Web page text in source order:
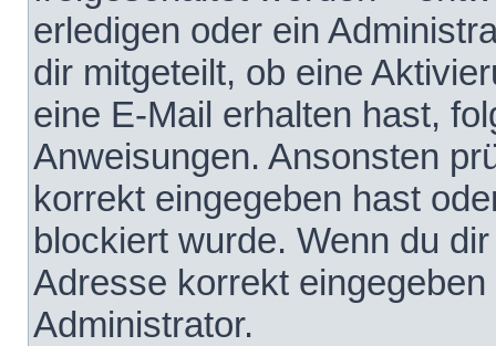
erledigen oder ein
dir mitgeteilt, ob eine
eine E-Mail erhalten hast,
Anweisungen. Ansonsten
korrekt eingegeben hast
blockiert wurde. Wenn du
Adresse korrekt
Administrator.